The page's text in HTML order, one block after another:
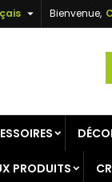
Bienvenue,

PRODUITS